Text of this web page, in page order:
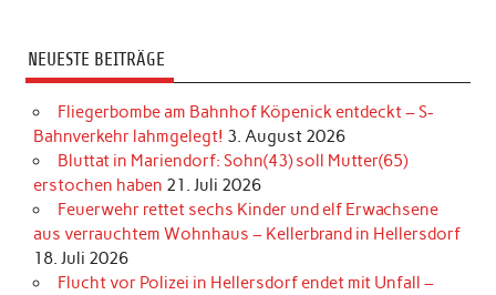
NEUESTE BEITRÄGE
Fliegerbombe am Bahnhof Köpenick entdeckt – S-
Bahnverkehr lahmgelegt! 3. August 2026
Bluttat in Mariendorf: Sohn(43) soll Mutter(65)
erstochen haben 21. Juli 2026
Feuerwehr rettet sechs Kinder und elf Erwachsene
aus verrauchtem Wohnhaus – Kellerbrand in Hellersdorf
18. Juli 2026
Flucht vor Polizei in Hellersdorf endet mit Unfall –